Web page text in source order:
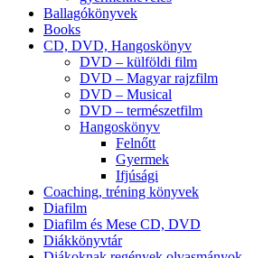
Ballagókönyvek
Books
CD, DVD, Hangoskönyv
DVD – külföldi film
DVD – Magyar rajzfilm
DVD – Musical
DVD – természetfilm
Hangoskönyv
Felnőtt
Gyermek
Ifjúsági
Coaching, tréning könyvek
Diafilm
Diafilm és Mese CD, DVD
Diákkönyvtár